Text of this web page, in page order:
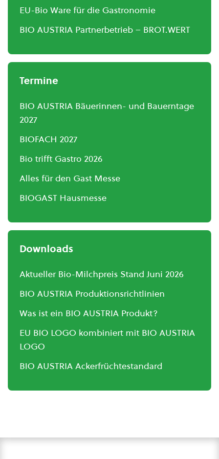
EU-Bio Ware für die Gastronomie
BIO AUSTRIA Partnerbetrieb – BROT.WERT
Termine
BIO AUSTRIA Bäuerinnen- und Bauerntage
2027
BIOFACH 2027
Bio trifft Gastro 2026
Alles für den Gast Messe
BIOGAST Hausmesse
Downloads
Aktueller Bio-Milchpreis Stand Juni 2026
BIO AUSTRIA Produktionsrichtlinien
Was ist ein BIO AUSTRIA Produkt?
EU BIO LOGO kombiniert mit BIO AUSTRIA
LOGO
BIO AUSTRIA Ackerfrüchtestandard